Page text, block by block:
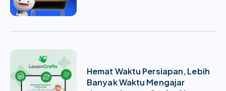
Hemat Waktu Persiapan, Lebih
Banyak Waktu Mengajar